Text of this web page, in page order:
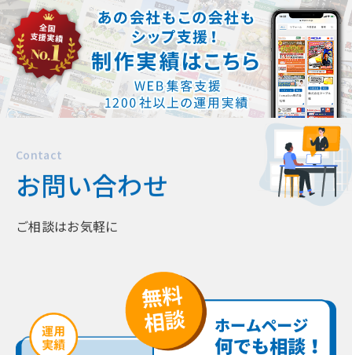
ホームページ作って反響は出るの？
忙しくてもホームページ作成は可能？
Contact
お問い合わせ
ご相談はお気軽に